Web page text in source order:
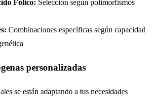
Fólico: Selección según polimorfismos
Combinaciones específicas según capacidad
personalizadas
se están adaptando a tus necesidades